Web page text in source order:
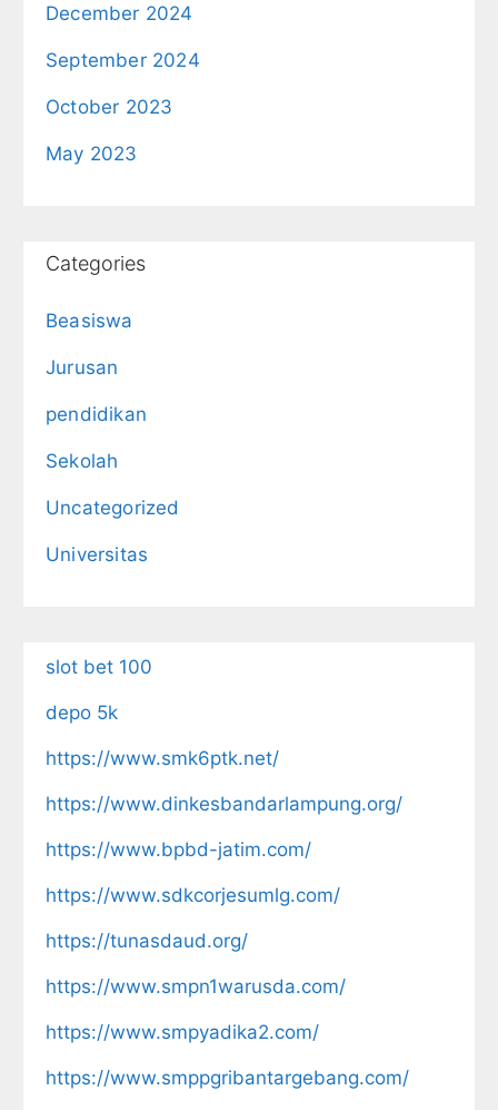
December 2024
September 2024
October 2023
May 2023
Categories
Beasiswa
Jurusan
pendidikan
Sekolah
Uncategorized
Universitas
slot bet 100
depo 5k
https://www.smk6ptk.net/
https://www.dinkesbandarlampung.org/
https://www.bpbd-jatim.com/
https://www.sdkcorjesumlg.com/
https://tunasdaud.org/
https://www.smpn1warusda.com/
https://www.smpyadika2.com/
https://www.smppgribantargebang.com/